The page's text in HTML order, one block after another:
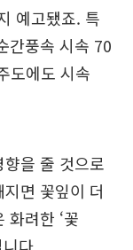
예고됐죠. 특
간풍속 시속 70
도에도 시속
을 줄 것으로
면 꽃잎이 더
화려한 ‘꽃